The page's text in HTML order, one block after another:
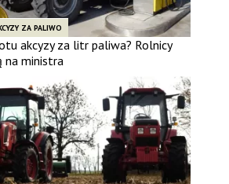
ZA PALIWO
akcyzy za litr paliwa? Rolnicy
na ministra